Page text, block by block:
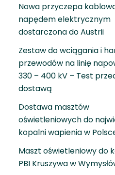
Nowa przyczepa
napędem elektrycznym
dostarczona do Austrii
Zestaw do wciągania i
przewodów na linię
330 – 400 kV – Test
dostawą
Dostawa masztów
oświetleniowych do
kopalni wapienia w
Maszt oświetleniowy do
PBI Kruszywa w